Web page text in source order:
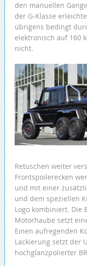
den manuellen
der G-Klasse
übrigens bedingt
elektronisch auf 160
nicht.
Retuschen weiter
Frontspoilerecken
und mit einer
und dem speziellen
Logo kombiniert. Die
Motorhaube setzt
Einen aufregenden
Lackierung setzt der
hochglanzpolierter